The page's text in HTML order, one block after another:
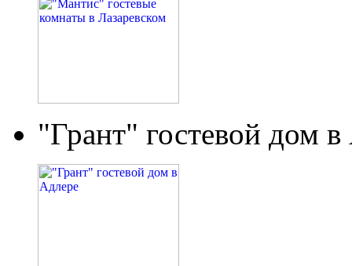
"Грант" гостевой дом